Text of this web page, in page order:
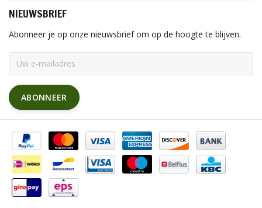
NIEUWSBRIEF
Abonneer je op onze nieuwsbrief om op de hoogte te blijven.
ABONNEER